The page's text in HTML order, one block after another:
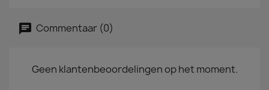
Commentaar (0)
Geen klantenbeoordelingen op het moment.